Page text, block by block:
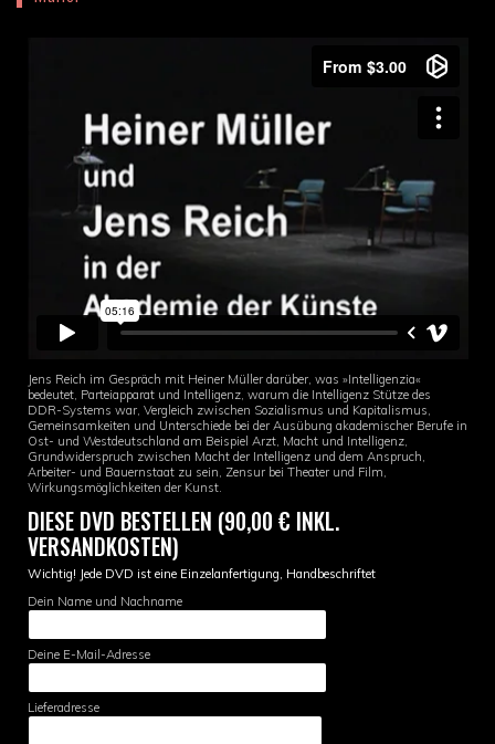
Jens Reich im Gespräch mit Heiner Müller darüber, was »Intelligenzia«
bedeutet, Parteiapparat und Intelligenz, warum die Intelligenz Stütze des
DDR-Systems war, Vergleich zwischen Sozialismus und Kapitalismus,
Gemeinsamkeiten und Unterschiede bei der Ausübung akademischer Berufe in
Ost- und Westdeutschland am Beispiel Arzt, Macht und Intelligenz,
Grundwiderspruch zwischen Macht der Intelligenz und dem Anspruch,
Arbeiter- und Bauernstaat zu sein, Zensur bei Theater und Film,
Wirkungsmöglichkeiten der Kunst.
DIESE DVD BESTELLEN (90,00 € INKL.
VERSANDKOSTEN)
Wichtig! Jede DVD ist eine Einzelanfertigung, Handbeschriftet
Dein Name und Nachname
Deine E-Mail-Adresse
Lieferadresse